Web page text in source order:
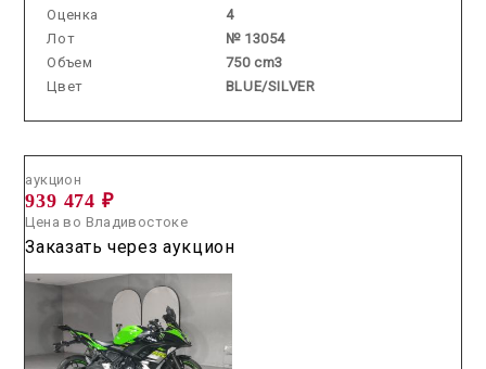
Оценка
4
Лот
№ 13054
Объем
750 cm3
Цвет
BLUE/SILVER
аукцион
939 474 ₽
Цена во Владивостоке
Заказать через аукцион